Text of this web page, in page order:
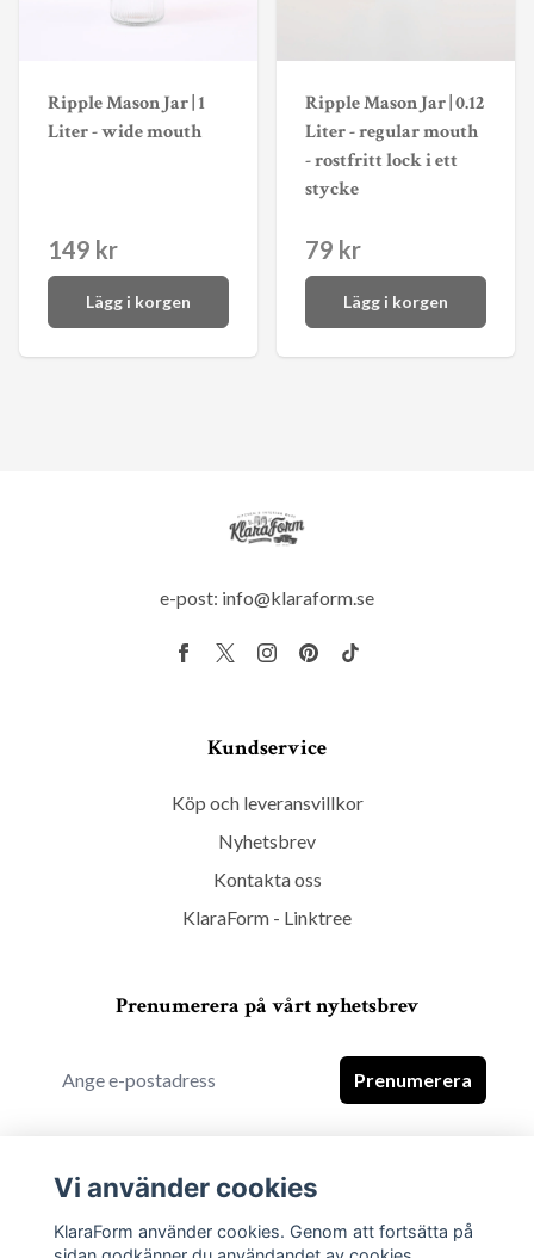
Ripple Mason Jar | 1
Liter - wide mouth
149 kr
Lägg i korgen
Ripple Mason Jar | 0.12
Liter - regular mouth
- rostfritt lock i ett
stycke
79 kr
Lägg i korgen
e-post: info@klaraform.se
Kundservice
Köp och leveransvillkor
Nyhetsbrev
Kontakta oss
KlaraForm - Linktree
Prenumerera på vårt nyhetsbrev
Prenumerera
Vi använder cookies
KlaraForm använder cookies. Genom att fortsätta på